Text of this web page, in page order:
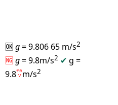
🆗g= 9.806 65 m/s2
🆖g= 9.8m/s2 ✔ g =
9.8 Ⅴ
半角 m/s2